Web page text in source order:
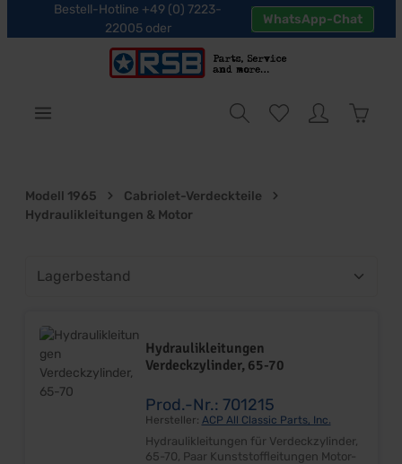
Bestell-Hotline +49 (0) 7223-
22005 oder
WhatsApp-Chat
Modell 1965
Cabriolet-Verdeckteile
Hydraulikleitungen & Motor
Hydraulikleitungen
Verdeckzylinder, 65-70
Prod.-Nr.: 701215
Hersteller: ACP All Classic Parts, Inc.
Hydraulikleitungen für Verdeckzylinder,
65-70, Paar Kunststoffleitungen Motor-